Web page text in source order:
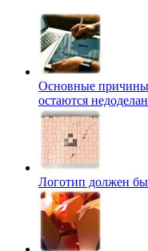
Основные причины
остаются
Логотип должен